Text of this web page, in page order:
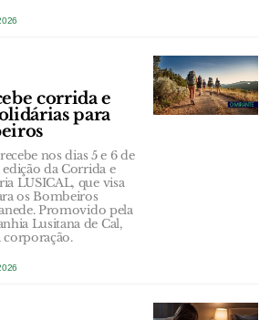
corrida e
para
nos dias 5 e 6 de
da Corrida e
LUSICAL, que visa
os Bombeiros
Promovido pela
Lusitana de Cal,
corporação.